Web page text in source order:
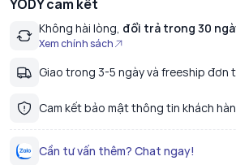
YODY cam kết
Không hài lòng, đổi trả trong 30
Xem chính sách
Giao trong 3-5 ngày và freeship đơn
Cam kết bảo mật thông tin khách
Cần tư vấn thêm? Chat ngay!